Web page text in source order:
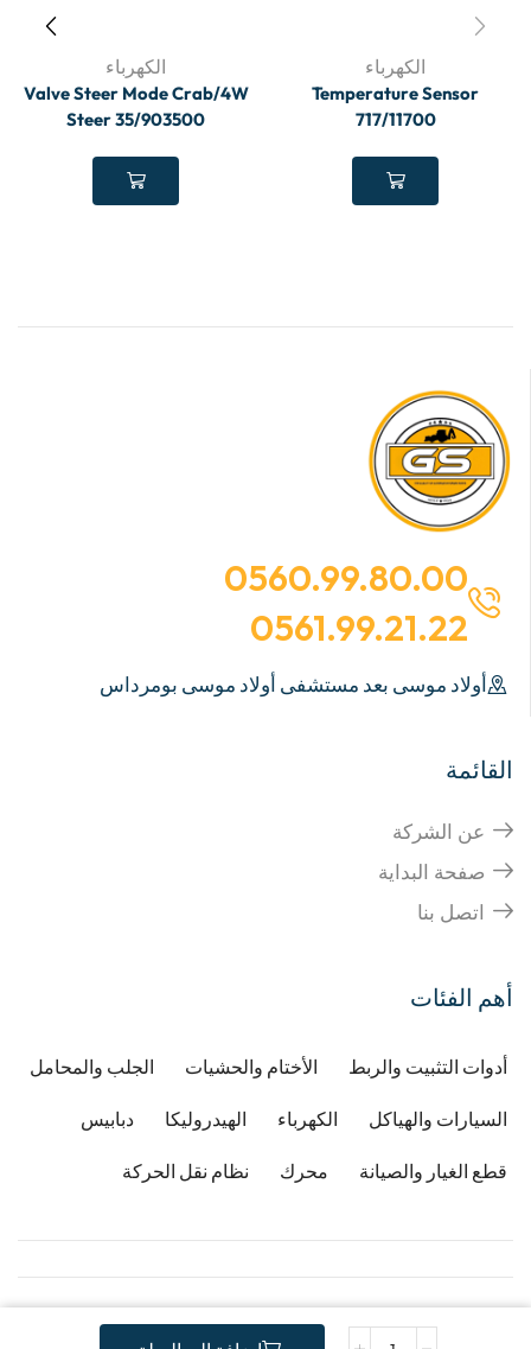
الكهرباء
Temperature Sensor
717/11700
الكهرباء
Valve Steer Mode Crab/4W
Steer 35/903500
0560.99.80.00
0561.99.21.22
أولاد موسى بعد مستشفى أولاد موسى بومرداس
القائمة
عن الشركة
صفحة البداية
اتصل بنا
أهم الفئات
أدوات التثبيت والربط الأختام والحشيات الجلب والمحامل
السيارات والهياكل الكهرباء الهيدروليكا دبابيس
قطع الغيار والصيانة محرك نظام نقل الحركة
Copyright © 2026Developped by Djafri idir